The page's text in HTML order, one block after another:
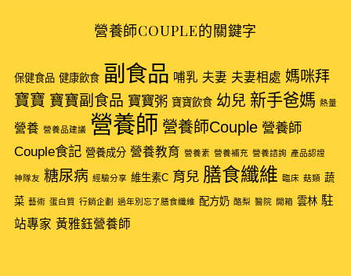
營養師COUPLE的關鍵字
保健食品 健康飲食 副食品 哺乳 夫妻 夫妻相處 媽咪拜
寶寶 寶寶副食品 寶寶粥 寶寶飲食 幼兒 新手爸媽 熱量
營養 營養品建議 營養師 營養師Couple 營養師
Couple食記 營養成分 營養教育 營養素 營養補充 營養諮詢 產品認證
神隊友 糖尿病 經驗分享 維生素C 育兒 膳食纖維 臨床 菇類 蔬
菜 藝術 蛋白質 行銷企劃 過年別忘了膳食纖維 配方奶 酪梨 醫院 開箱 雲林 駐
站專家 黃雅鈺營養師
S
a
r
h
f
o
: